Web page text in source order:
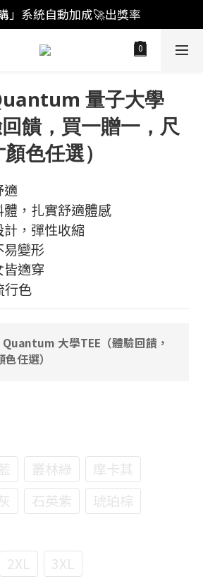
買福袋結帳直接"首購爆擊🥊"
」系統自動加成🚀出獎率
買福袋結帳直接"首購爆擊🥊"
量子大學
饋，買一贈一，尺
色任選）
適
，扎實舒適體感
，彈性收縮
變形
適穿
色
大學TEE（體驗回饋，
任選）
叢林綠
摩卡其
石英紫 琥珀棕
2XL 3XL